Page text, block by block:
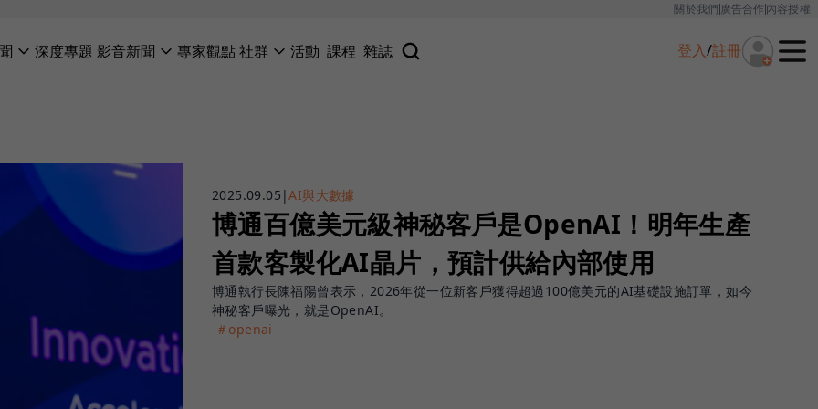
關於我們廣告合作內容授權
深度專題 影音新聞 專家觀點社群 活動 課程 雜誌 登入/註冊
2025.09.05 |AI與大數據
博通百億美元級神秘客戶是OpenAI！明年生產
首款客製化AI晶片，預計供給內部使用
博通執行長陳福陽曾表示，2026年從一位新客戶獲得超過100億美元的AI基礎設施訂單，如今
神秘客戶曝光，就是OpenAI。
＃openai